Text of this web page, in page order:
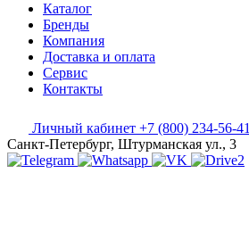
Каталог
Бренды
Компания
Доставка и оплата
Сервис
Контакты
Личный кабинет +7 (800) 234-56-41
Санкт-Петербург, Штурманская ул., 3